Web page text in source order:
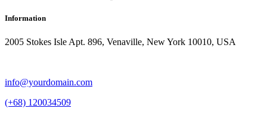
Information
2005 Stokes Isle Apt. 896, Venaville, New York 10010, USA
info@yourdomain.com
(+68) 120034509